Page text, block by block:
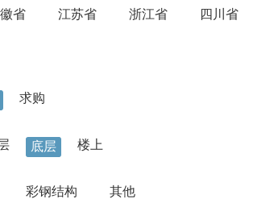
省 江苏省 浙江省 四川省
求购
底层 楼上
彩钢结构 其他